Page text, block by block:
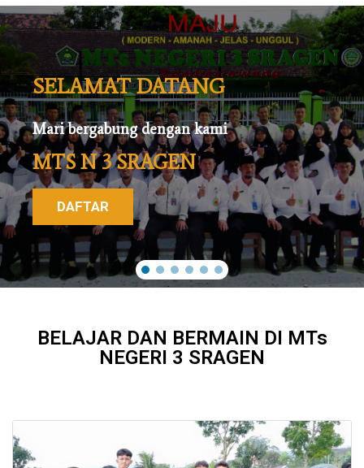
SELAMAT DATANG
Mari bergabung dengan kami
MTS N 3 SRAGEN
DAFTAR
BELAJAR DAN BERMAIN DI MTs
NEGERI 3 SRAGEN